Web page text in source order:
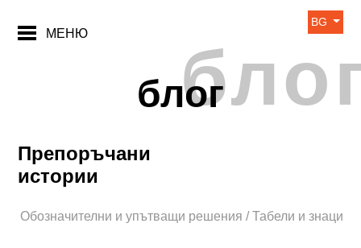
МЕНЮ
BG
блог
Препоръчани
истории
Обозначителни и упътващи решения / Табели и знаци